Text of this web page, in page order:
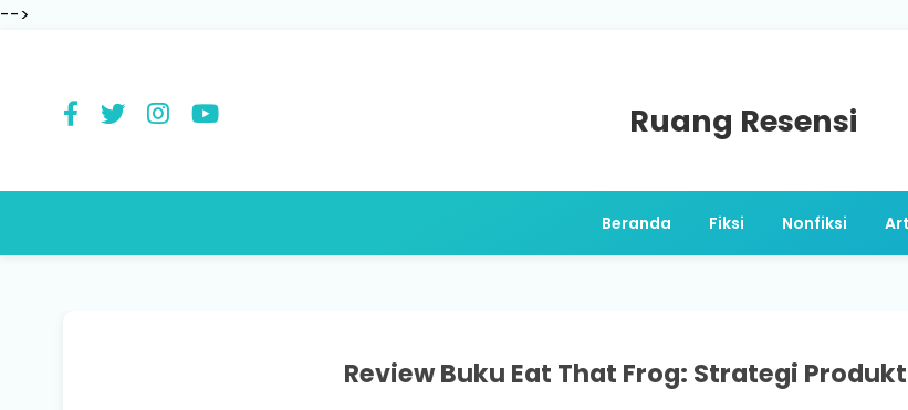
-->
Ruang Resensi
Beranda Fiksi Nonfiksi
Review Buku Eat That Frog: Strategi